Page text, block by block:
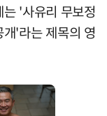
'사유리 무보정
'라는 제목의 영